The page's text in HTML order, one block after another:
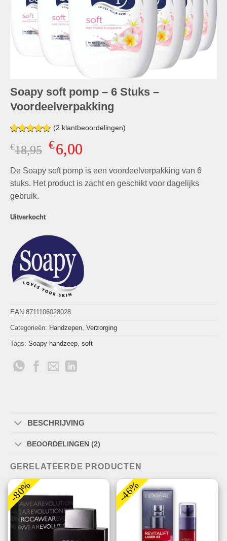
Soapy soft pomp – 6 Stuks –
Voordeelverpakking
Gewaardeerd
5.00op 5
gebaseerd
waardering
(2 klantbeoordelingen)
€18,95 Oorspronkelijke
prijs
was:
€18,95.
€6,00Huidige
is:
€6,00.
De Soapy soft pomp is een voordeelverpakking van 6
stuks. Het product is zacht en geschikt voor dagelijks
gebruik.
Uitverkocht
EAN 8711106028028
Categorieën: Handzepen Verzorging
Tags: Soapy handzeep soft
BESCHRIJVING
BEOORDELINGEN (2)
GERELATEERDE PRODUCTEN
-80% -46%